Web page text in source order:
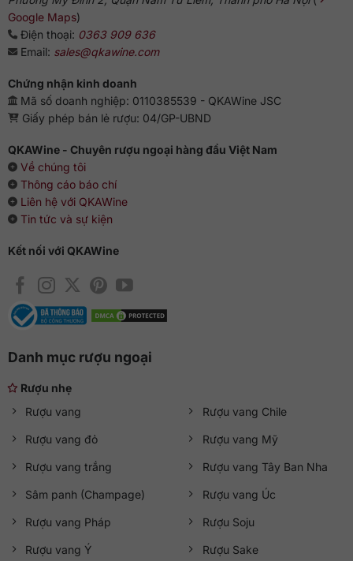
Google Maps)
Điện thoại: 0363 909 636
Email: sales@qkawine.com
Chứng nhận kinh doanh
Mã số doanh nghiệp: 0110385539 - QKAWine JSC
Giấy phép bán lẻ rượu: 04/GP-UBND
QKAWine - Chuyên rượu ngoại hàng đầu Việt Nam
Về chúng tôi
Thông cáo báo chí
Liên hệ với QKAWine
Tin tức và sự kiện
Kết nối với QKAWine
Danh mục rượu ngoại
Rượu nhẹ
Rượu vang
Rượu vang đỏ
Rượu vang trắng
Sâm panh (Champage)
Rượu vang Pháp
Rượu vang Ý
Rượu vang Chile
Rượu vang Mỹ
Rượu vang Tây Ban Nha
Rượu vang Úc
Rượu Soju
Rượu Sake